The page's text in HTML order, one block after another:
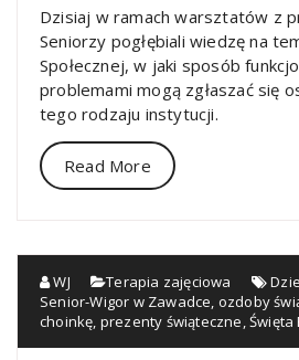
Dzisiaj w ramach warsztatów z
Seniorzy pogłębiali wiedzę na
Społecznej, w jaki sposób
problemami mogą zgłaszać się
tego rodzaju instytucji.
Read More
WJ Terapia zajęciowa
Senior-Wigor w Zawadce ozdoby
choinkę prezenty świąteczne ,Święta